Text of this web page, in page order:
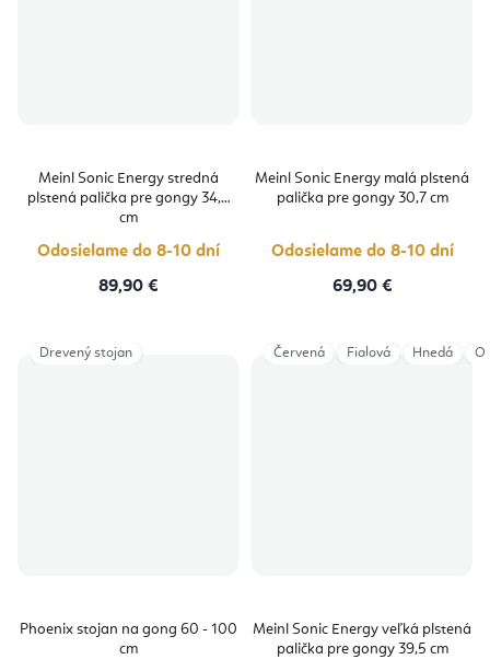
Meinl Sonic Energy stredná
plstená palička pre gongy 34,5
cm
Odosielame do 8-10 dní
89,90 €
Meinl Sonic Energy malá plstená
palička pre gongy 30,7 cm
Odosielame do 8-10 dní
69,90 €
Phoenix stojan na gong 60 - 100
cm
Drevený stojan
Meinl Sonic Energy veľká plstená
palička pre gongy 39,5 cm
Červená Fialová Hnedá